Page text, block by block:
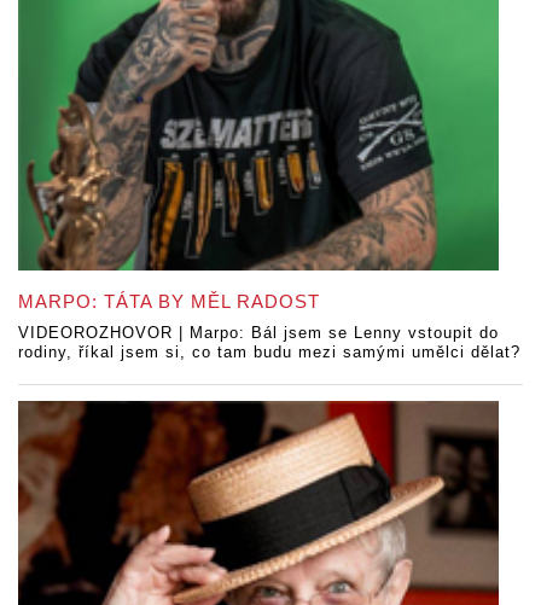
MARPO: TÁTA BY MĚL RADOST
VIDEOROZHOVOR | Marpo: Bál jsem se Lenny vstoupit do
rodiny, říkal jsem si, co tam budu mezi samými umělci dělat?